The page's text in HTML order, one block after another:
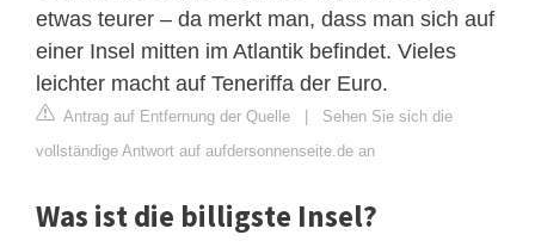
etwas teurer – da merkt man, dass man sich auf
einer Insel mitten im Atlantik befindet. Vieles
leichter macht auf Teneriffa der Euro.
Antrag auf Entfernung der Quelle | Sehen Sie sich die
vollständige Antwort auf aufdersonnenseite.de an
Was ist die billigste Insel?